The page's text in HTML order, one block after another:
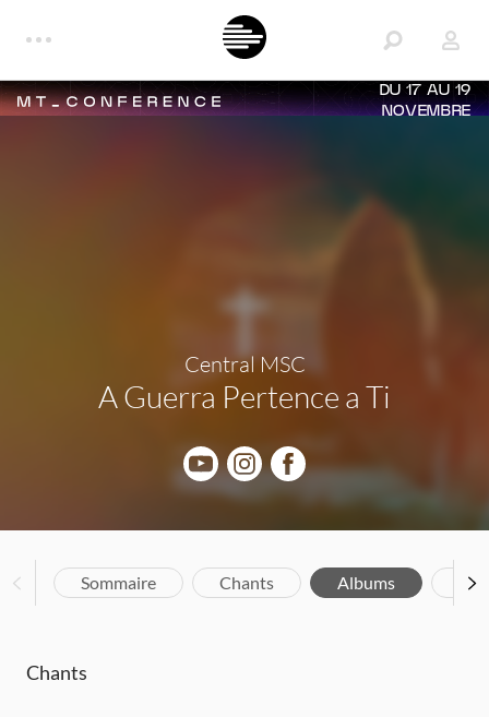
DU 17 AU 19
NOVEMBRE
Central MSC
A Guerra Pertence a Ti
Sommaire Chants Albums
Chants